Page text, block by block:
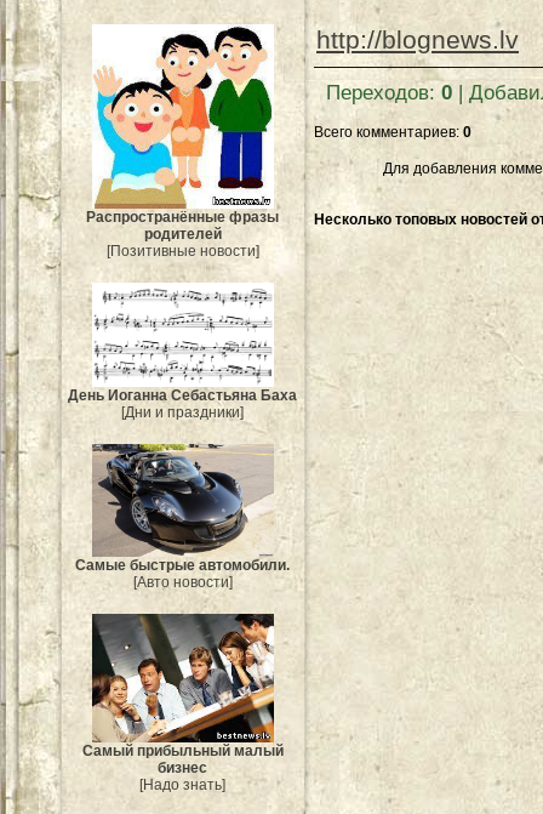
Распространённые фразы
родителей
[Позитивные новости]
День Иоганна Себастьяна Баха
[Дни и праздники]
Самые быстрые автомобили.
[Авто новости]
Самый прибыльный малый
бизнес
[Надо знать]
http://blognews.lv
Переходов: 0 |
Всего комментариев: 0
Для добавления
Несколько топовых новостей